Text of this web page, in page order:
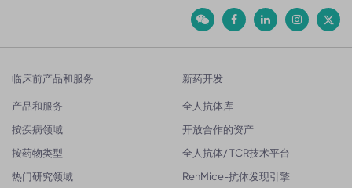
临床前产品和服务
产品和服务
按疾病领域
按药物类型
热门研究领域
新药开发
全人抗体库
开放合作的资产
全人抗体/ TCR技术平台
RenMice-抗体发现引擎